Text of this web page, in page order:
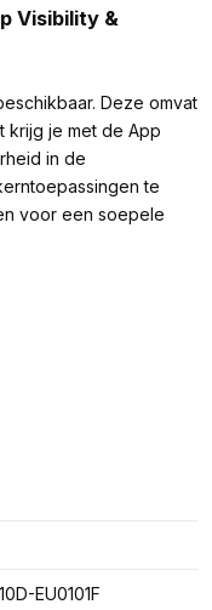
Visibility &
Deze omvat
krijg je met de App
in de
te
voor een soepele
EU0101F